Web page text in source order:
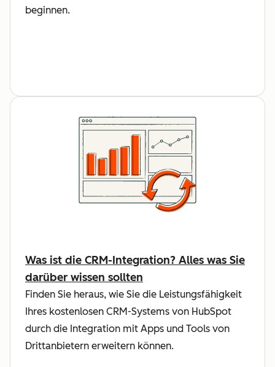
beginnen.
Was ist die CRM-Integration? Alles was Sie
darüber wissen sollten
Finden Sie heraus, wie Sie die Leistungsfähigkeit
Ihres kostenlosen CRM-Systems von HubSpot
durch die Integration mit Apps und Tools von
Drittanbietern erweitern können.